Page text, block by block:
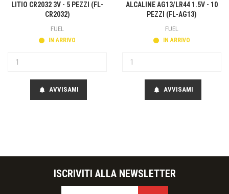
LITIO CR2032 3V - 5 PEZZI (FL-
CR2032)
FUEL
IN ARRIVO
notifications AVVISAMI
ALCALINE AG13/LR44 1.5V - 10
PEZZI (FL-AG13)
FUEL
IN ARRIVO
notifications AVVISAMI
ISCRIVITI ALLA NEWSLETTER